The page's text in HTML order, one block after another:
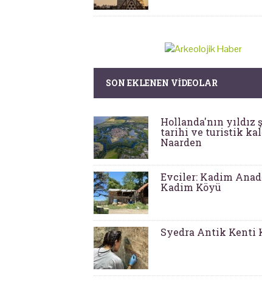
SON EKLENEN VIDEOLAR
Hollanda'nın
tarihi ve turistik
Naarden
Evciler: Kadim
Kadim Köyü
Syedra Antik Kenti